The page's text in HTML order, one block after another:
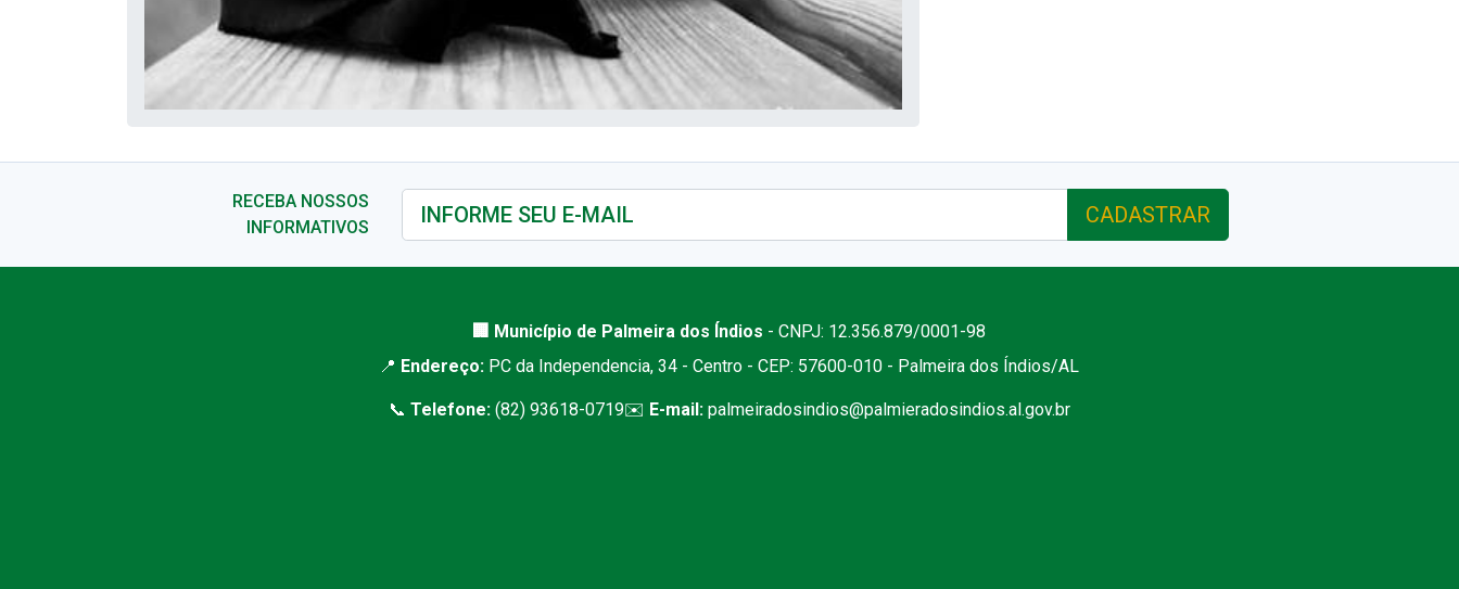
RECEBA NOSSOS
INFORMATIVOS
CADASTRAR
🏢 Município de Palmeira dos Índios - CNPJ: 12.356.879/0001-98
📍 Endereço: PC da Independencia, 34 - Centro - CEP: 57600-010 - Palmeira dos Índios/AL
📞 Telefone:(82) 93618-0719✉️ E-mail: palmeiradosindios@palmieradosindios.al.gov.br